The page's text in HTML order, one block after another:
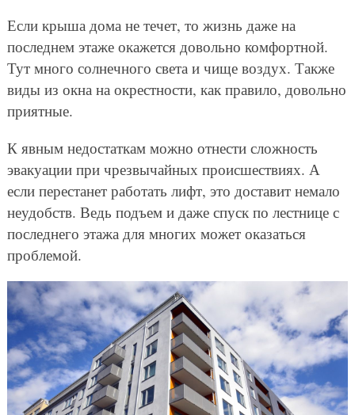
Если крыша дома не течет, то жизнь даже на
последнем этаже окажется довольно комфортной.
Тут много солнечного света и чище воздух. Также
виды из окна на окрестности, как правило, довольно
приятные.
К явным недостаткам можно отнести сложность
эвакуации при чрезвычайных происшествиях. А
если перестанет работать лифт, это доставит немало
неудобств. Ведь подъем и даже спуск по лестнице с
последнего этажа для многих может оказаться
проблемой.